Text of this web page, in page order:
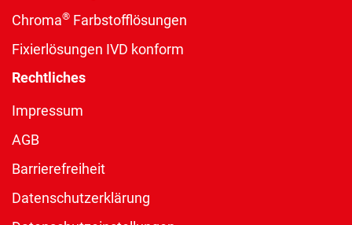
Chroma® Farbstofflösungen
Fixierlösungen IVD konform
Rechtliches
Impressum
AGB
Barrierefreiheit
Datenschutzerklärung